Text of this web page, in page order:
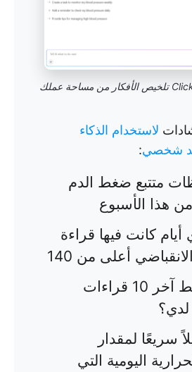
لاستخدام الذكاء
شخصي:
متتبع ضغط الدم
هذا الأسبوع
أيام كانت فيها قراءة
أعلى من 140
ما هو متوسط آخر 10 قراءات
سريعًا لمقدار
اليومية التي